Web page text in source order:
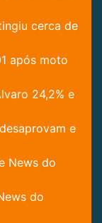
cerca de
após moto
24,2% e
e
News do
do